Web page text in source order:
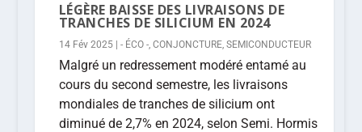
LÉGÈRE BAISSE DES LIVRAISONS DE
TRANCHES DE SILICIUM EN 2024
14 Fév 2025| - ÉCO -, CONJONCTURE, SEMICONDUCTEUR
Malgré un redressement modéré entamé au
cours du second semestre, les livraisons
mondiales de tranches de silicium ont
diminué de 2,7% en 2024, selon Semi. Hormis